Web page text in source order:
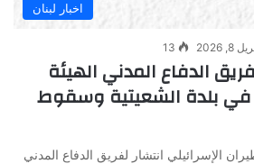
اخبار لبنان
8, 2026
13
الدفاع المدني الهيئة
في بلدة الشعيتية وسقوط
الإسرائيلي انتشار لفريق الدفاع المدني